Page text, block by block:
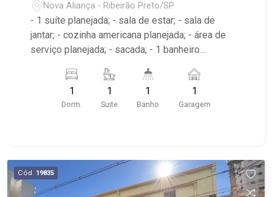
Nova Aliança - Ribeirão Preto/SP
- 1 suíte planejada; - sala de estar; - sala de
jantar; - cozinha americana planejada; - área de
serviço planejada; - sacada; - 1 banheiro
Pizzaria Verace, UNIP, Ribeirão Shopping; -
Condomínio com área de churrasco, salão de
festas, piscina, lavanderia coletiva e portaria 24
1
Dorm.
1
Suite
1
Banho
1
Garagem
Cód. 19835